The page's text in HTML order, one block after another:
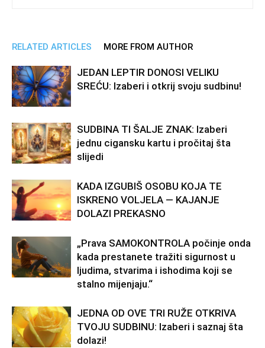
RELATED ARTICLES MORE FROM AUTHOR
JEDAN LEPTIR DONOSI VELIKU
SREĆU: Izaberi i otkrij svoju sudbinu!
SUDBINA TI ŠALJE ZNAK: Izaberi
jednu cigansku kartu i pročitaj šta
slijedi
KADA IZGUBIŠ OSOBU KOJA TE
ISKRENO VOLJELA — KAJANJE
DOLAZI PREKASNO
„Prava SAMOKONTROLA počinje onda
kada prestanete tražiti sigurnost u
ljudima, stvarima i ishodima koji se
stalno mijenjaju.“
JEDNA OD OVE TRI RUŽE OTKRIVA
TVOJU SUDBINU: Izaberi i saznaj šta
dolazi!